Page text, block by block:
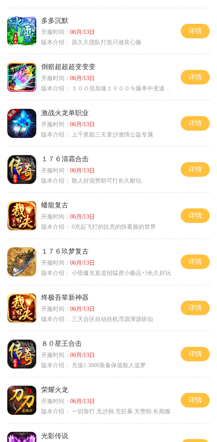
多多沉默
开服时间： 06月/13日
版本介绍：
原久久团队打造只做良心服
详情
倒赔超超超变变变
开服时间： 06月/13日
版本介绍：
１００倍加速１０００％爆率中变迷失单职
详情
激战火龙单职业
开服时间： 06月/13日
版本介绍：
上千奖励三天拿沙激情公益专属
详情
１７６清霜合击
开服时间： 06月/13日
版本介绍： 散人好混赞助可打长久耐玩
详情
蟠龍复古
开服时间： 06月/13日
版本介绍： 0充起飞打的比充的快看脸的世界
详情
１７６玖梦复古
开服时间： 06月/13日
版本介绍： 小怪爆充直道招猛虎小极品+5长久好玩
详情
终极吾辈新神器
开服时间： 06月/13日
版本介绍：
三天合区自动挂机浑源渾源斩仙
详情
８０星王合击
开服时间： 06月/13日
版本介绍：
充值1:3000装备保值散人追梦
详情
荣耀火龙
开服时间： 06月/13日
版本介绍： 一切靠打.无沙捐.无狂暴.无赞助.长期服
详情
光影传说